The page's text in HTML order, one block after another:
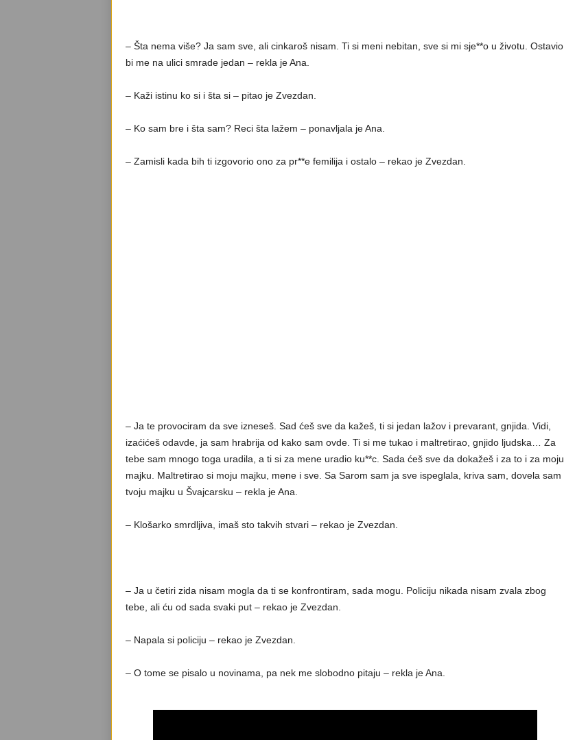
– Šta nema više? Ja sam sve, ali cinkaroš nisam. Ti si meni nebitan, sve si mi sje**o u životu. Ostavio
bi me na ulici smrade jedan – rekla je Ana.
– Kaži istinu ko si i šta si – pitao je Zvezdan.
– Ko sam bre i šta sam? Reci šta lažem – ponavljala je Ana.
– Zamisli kada bih ti izgovorio ono za pr**e femilija i ostalo – rekao je Zvezdan.
– Ja te provociram da sve izneseš. Sad ćeš sve da kažeš, ti si jedan lažov i prevarant, gnjida. Vidi,
izaćićeš odavde, ja sam hrabrija od kako sam ovde. Ti si me tukao i maltretirao, gnjido ljudska… Za
tebe sam mnogo toga uradila, a ti si za mene uradio ku**c. Sada ćeš sve da dokažeš i za to i za moju
majku. Maltretirao si moju majku, mene i sve. Sa Sarom sam ja sve ispeglala, kriva sam, dovela sam
tvoju majku u Švajcarsku – rekla je Ana.
– Klošarko smrdljiva, imaš sto takvih stvari – rekao je Zvezdan.
– Ja u četiri zida nisam mogla da ti se konfrontiram, sada mogu. Policiju nikada nisam zvala zbog
tebe, ali ću od sada svaki put – rekao je Zvezdan.
– Napala si policiju – rekao je Zvezdan.
– O tome se pisalo u novinama, pa nek me slobodno pitaju – rekla je Ana.